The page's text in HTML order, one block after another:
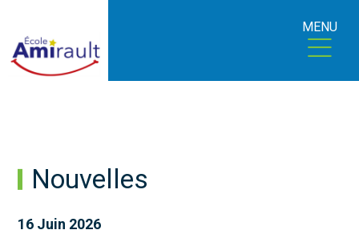
MENU
Nouvelles
16 Juin 2026